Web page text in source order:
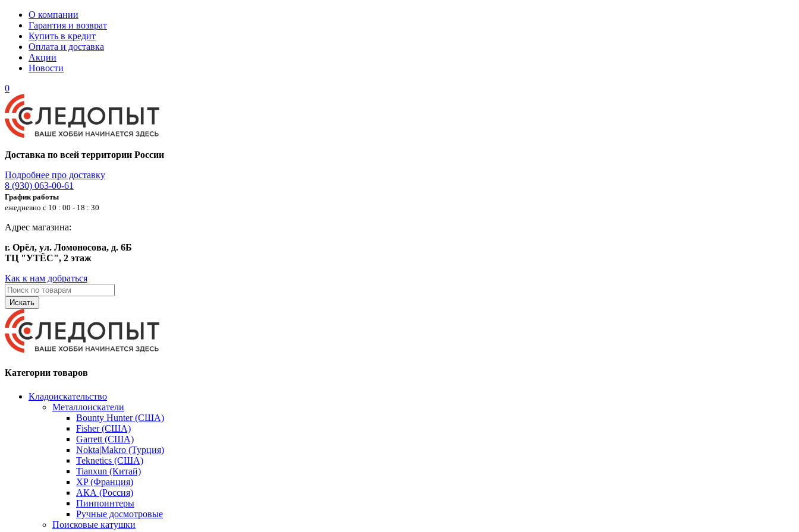
О компании
Гарантия и возврат
Купить в кредит
Оплата и доставка
Акции
Новости
0
Доставка по всей территории России
Подробнее про доставку
8 (930) 063-00-61
График работы
ежедневно с 10 : 00 - 18 : 30
Адрес магазина:
г. Орёл, ул. Ломоносова, д. 6Б
ТЦ "УТЁС", 2 этаж
Как к нам добраться
Искать
Категории товаров
Кладоискательство
Металлоискатели
Bounty Hunter (США)
Fisher (США)
Garrett (США)
Nokta|Makro (Турция)
Teknetics (США)
Tianxun (Китай)
XP (Франция)
АКА (Россия)
Пинпоинтеры
Ручные досмотровые
Поисковые катушки